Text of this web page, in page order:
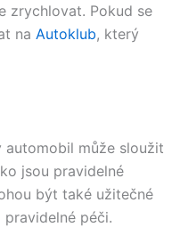
zrychlovat. Pokud se
na Autoklub, který
může sloužit
jsou pravidelné
být také užitečné
péči.